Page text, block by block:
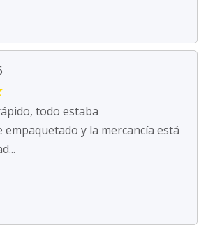
todo estaba
empaquetado y la mercancía está